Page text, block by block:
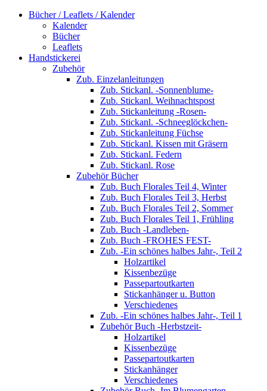
Bücher / Leaflets / Kalender
Kalender
Bücher
Leaflets
Handstickerei
Zubehör
Zub. Einzelanleitungen
Zub. Stickanl. -Sonnenblume-
Zub. Stickanl. Weihnachtspost
Zub. Stickanleitung -Rosen-
Zub. Stickanl. -Schneeglöckchen-
Zub. Stickanleitung Füchse
Zub. Stickanl. Kissen mit Gräsern
Zub. Stickanl. Federn
Zub. Stickanl. Rose
Zubehör Bücher
Zub. Buch Florales Teil 4, Winter
Zub. Buch Florales Teil 3, Herbst
Zub. Buch Florales Teil 2, Sommer
Zub. Buch Florales Teil 1, Frühling
Zub. Buch -Landleben-
Zub. Buch -FROHES FEST-
Zub. -Ein schönes halbes Jahr-, Teil 2
Holzartikel
Kissenbezüge
Passepartoutkarten
Stickanhänger u. Button
Verschiedenes
Zub. -Ein schönes halbes Jahr-, Teil 1
Zubehör Buch -Herbstzeit-
Holzartikel
Kissenbezüge
Passepartoutkarten
Stickanhänger
Verschiedenes